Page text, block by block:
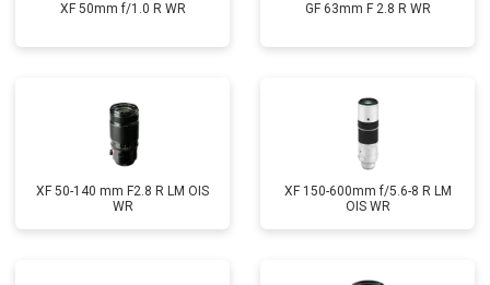
XF 50mm f/1.0 R WR GF 63mm F 2.8 R WR
XF 50-140 mm F2.8 R LM OIS
WR
XF 150-600mm f/5.6-8 R LM
OIS WR